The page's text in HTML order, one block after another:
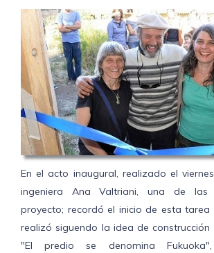
En el acto inaugural, realizado el
ingeniera Ana Valtriani, una de las
proyecto; recordó el inicio de esta tarea
realizó siguendo la idea de construcción
"El predio se denomina